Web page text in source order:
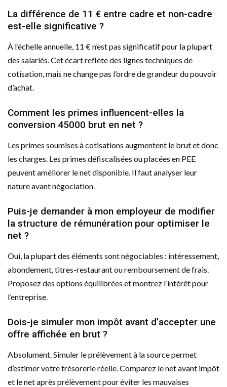
La différence de 11 € entre cadre et non-cadre
est-elle significative ?
À l’échelle annuelle, 11 € n’est pas significatif pour la plupart
des salariés. Cet écart reflète des lignes techniques de
cotisation, mais ne change pas l’ordre de grandeur du pouvoir
d’achat.
Comment les primes influencent-elles la
conversion 45000 brut en net ?
Les primes soumises à cotisations augmentent le brut et donc
les charges. Les primes défiscalisées ou placées en PEE
peuvent améliorer le net disponible. Il faut analyser leur
nature avant négociation.
Puis-je demander à mon employeur de modifier
la structure de rémunération pour optimiser le
net ?
Oui, la plupart des éléments sont négociables : intéressement,
abondement, titres-restaurant ou remboursement de frais.
Proposez des options équilibrées et montrez l’intérêt pour
l’entreprise.
Dois-je simuler mon impôt avant d’accepter une
offre affichée en brut ?
Absolument. Simuler le prélèvement à la source permet
d’estimer votre trésorerie réelle. Comparez le net avant impôt
et le net après prélèvement pour éviter les mauvaises